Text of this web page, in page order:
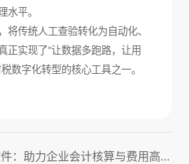
水平。
将传统人工查验转化为自动化、
正实现了“让数据多跑路，让用
数字化转型的核心工具之一。
上一篇：业财一体化软件：助力企业会计核算与费用高效管理！